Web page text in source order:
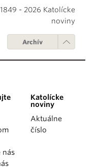
- 2026 Katolícke
noviny
Archív
nás
Katolícke
noviny
Aktuálne
číslo